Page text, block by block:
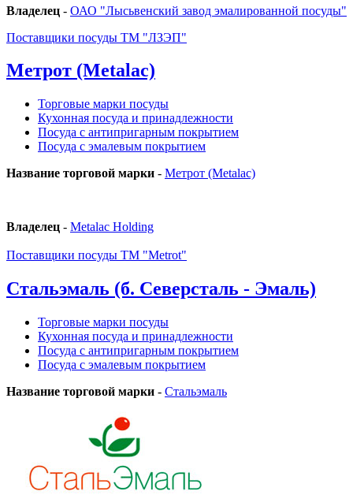
Владелец - ОАО "Лысьвенский завод эмалированной посуды"
Поставщики посуды ТМ "ЛЗЭП"
Метрот (Metalac)
Торговые марки посуды
Кухонная посуда и принадлежности
Посуда с антипригарным покрытием
Посуда с эмалевым покрытием
Название торговой марки - Метрот (Metalac)
Владелец - Metalac Holding
Поставщики посуды ТМ "Metrot"
Стальэмаль (б. Северсталь - Эмаль)
Торговые марки посуды
Кухонная посуда и принадлежности
Посуда с антипригарным покрытием
Посуда с эмалевым покрытием
Название торговой марки - Стальэмаль